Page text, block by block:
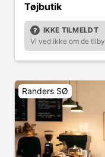
Tøjbutik
IKKE TILMELDT
Vi ved ikke om de
Randers SØ